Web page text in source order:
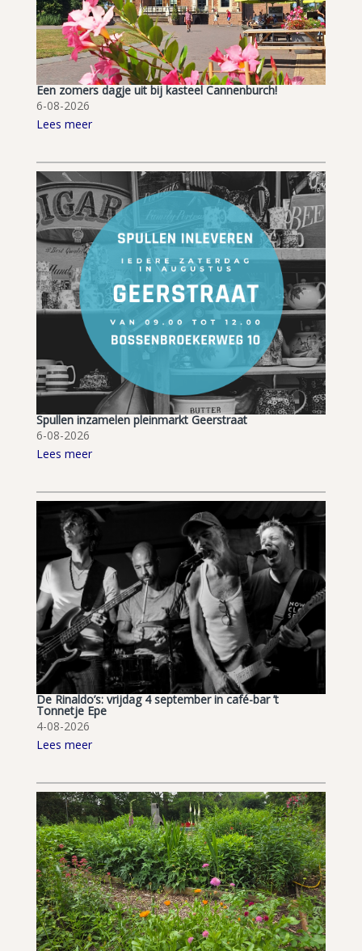
Een zomers dagje uit bij kasteel Cannenburch!
6-08-2026
Lees meer
Spullen inzamelen pleinmarkt Geerstraat
6-08-2026
Lees meer
De Rinaldo’s: vrijdag 4 september in café-bar ’t
Tonnetje Epe
4-08-2026
Lees meer